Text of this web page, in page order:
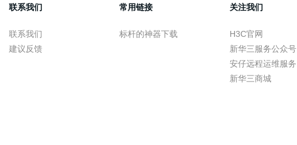
联系我们
联系我们
建议反馈
常用链接
标杆的神器下载
关注我们
H3C官网
新华三服务公众号
安仔远程运维服务
新华三商城